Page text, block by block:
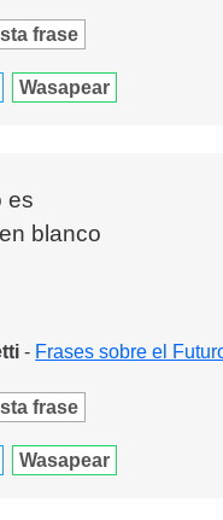
frase
Wasapear
es
blanco
- Frases sobre el
frase
Wasapear